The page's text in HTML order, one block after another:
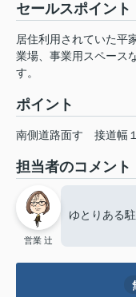
セールスポイント
居住利用されていた平
業場、事業用スペース
す。
ポイント
南側道路面す 接道幅
担当者のコメント
営業 辻
ゆとりある